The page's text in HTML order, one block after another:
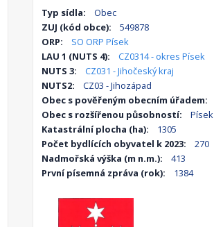
Typ sídla:
Obec
ZUJ (kód obce):
549878
ORP:
SO ORP Písek
LAU 1 (NUTS 4):
CZ0314 - okres Písek
NUTS 3:
CZ031 - Jihočeský kraj
NUTS2:
CZ03 - Jihozápad
Obec s pověřeným obecním úřadem:
Obec s rozšířenou působností:
Písek
Katastrální plocha (ha):
1305
Počet bydlících obyvatel k 2023:
270
Nadmořská výška (m n.m.):
413
První písemná zpráva (rok):
1384